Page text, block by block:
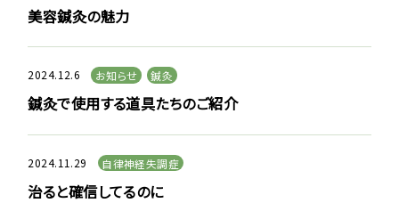
美容鍼灸の魅力
2024.12.6 お知らせ 鍼灸
鍼灸で使用する道具たちのご紹介
2024.11.29 自律神経失調症
治ると確信してるのに